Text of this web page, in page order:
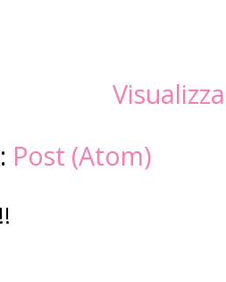
Post (Atom)